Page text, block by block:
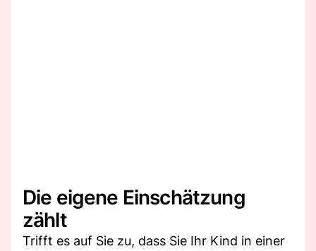
Die eigene Einschätzung
zählt
Trifft es auf Sie zu, dass Sie Ihr Kind in einer